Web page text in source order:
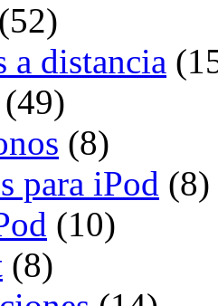
(52)
a distancia
(49)
(8)
para iPod (8)
(10)
(8)